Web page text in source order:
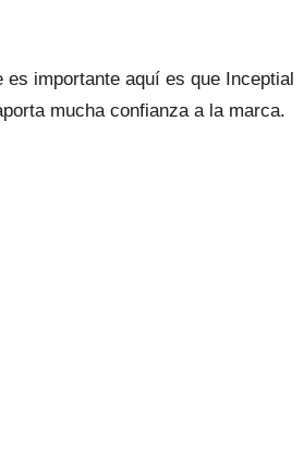
importante aquí es que Inceptial
mucha confianza a la marca.